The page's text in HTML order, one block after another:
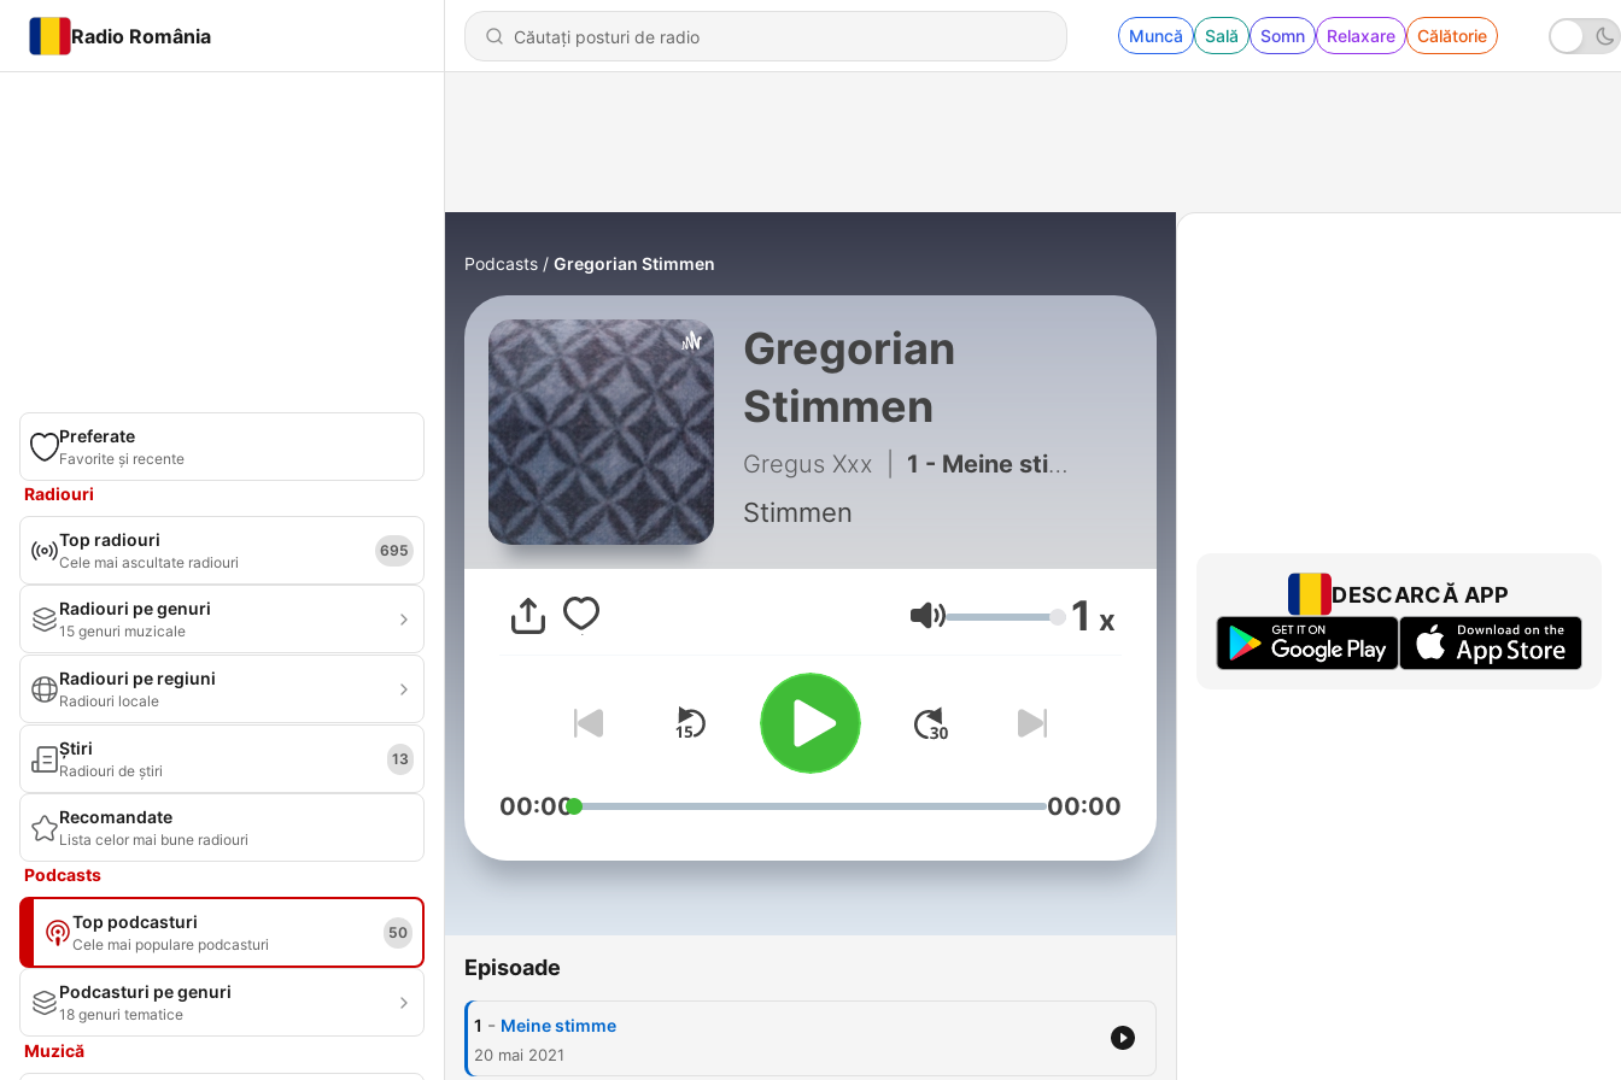
Radio România Muncă Sală Somn Relaxare Călătorie
Preferate
Favorite și recente
Radiouri
Top radiouri
Cele mai ascultate radiouri
695
Radiouri pe genuri
15 genuri muzicale
Radiouri pe regiuni
Radiouri locale
Știri
Radiouri de știri
13
Recomandate
Lista celor mai bune radiouri
Podcasts
Top podcasturi
Cele mai populare podcasturi
50
Podcasturi pe genuri
18 genuri tematice
Muzică
Podcasts Gregorian Stimmen
Gregorian
Stimmen
Gregus Xxx 1 - Meine stimme
Stimmen
Volum 1 x
00:00 00:00
Episoade
1 - Meine stimme
20 mai 2021
DESCARCĂ APP